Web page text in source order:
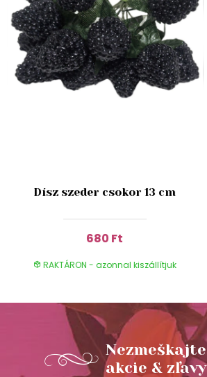
Dísz szeder csokor 13 cm
680 Ft
RAKTÁRON - azonnal kiszállítjuk
Nezmeškajte
akcie & zľavy